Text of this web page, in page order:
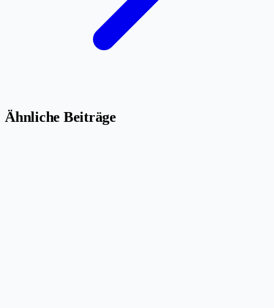
Ähnliche Beiträge